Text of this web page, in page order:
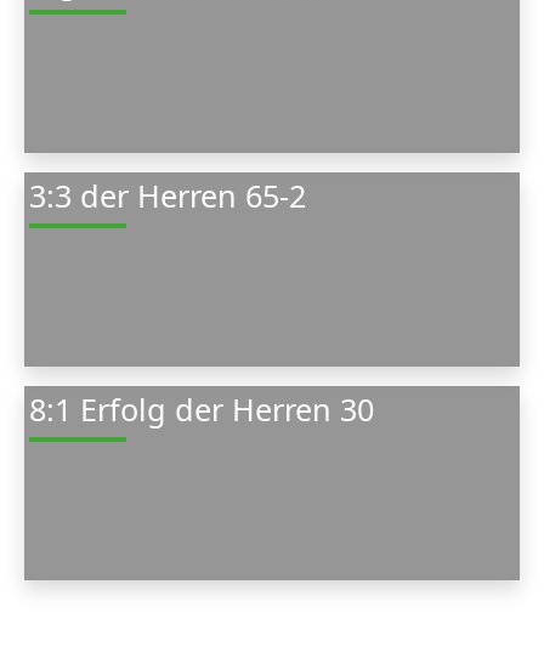
3:3 der Herren 65-2
8:1 Erfolg der Herren 30